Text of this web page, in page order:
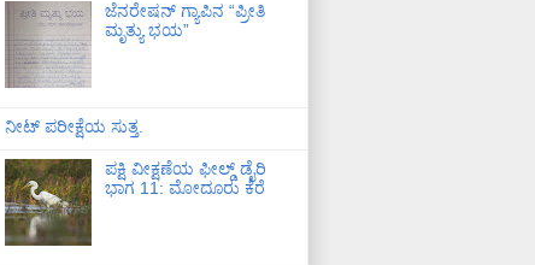
ಜೆನರೇಷನ್ ಗ್ಯಾಪಿನ “ಪ್ರೀತಿ
ಮೃತ್ಯು ಭಯ”
ನೀಟ್ ಪರೀಕ್ಷೆಯ ಸುತ್ತ.
ಪಕ್ಷಿ ವೀಕ್ಷಣೆಯ ಫೀಲ್ಡ್‌ ಡೈರಿ
ಭಾಗ 11: ಮೋದೂರು ಕೆರೆ